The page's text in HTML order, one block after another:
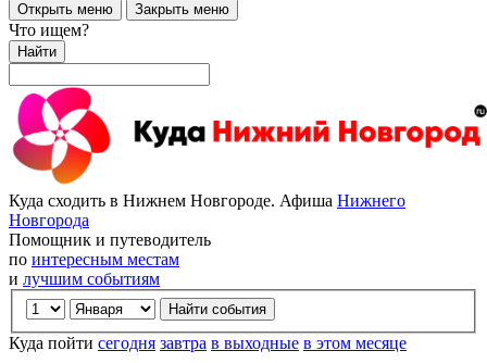
Открыть меню Закрыть меню
Что ищем?
Найти
Куда сходить в Нижнем Новгороде. Афиша Нижнего
Новгорода
Помощник и путеводитель
по интересным местам
и лучшим событиям
Куда пойти сегодня завтра в выходные в этом месяце